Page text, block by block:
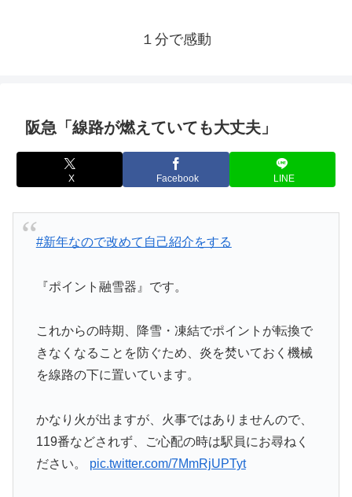
１分で感動
阪急「線路が燃えていても大丈夫」
X Facebook LINE
#新年なので改めて自己紹介をする
『ポイント融雪器』です。
これからの時期、降雪・凍結でポイントが転換で
きなくなることを防ぐため、炎を焚いておく機械
を線路の下に置いています。
かなり火が出ますが、火事ではありませんので、
119番などされず、ご心配の時は駅員にお尋ねく
ださい。 pic.twitter.com/7MmRjUPTyt